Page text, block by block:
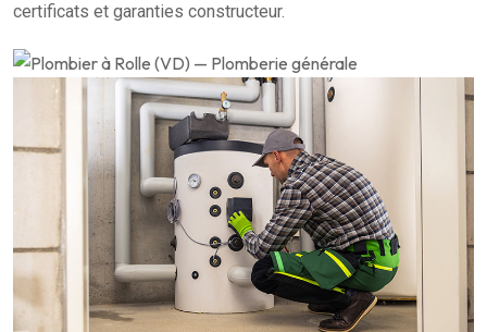
certificats et garanties constructeur.